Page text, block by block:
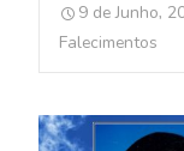
9 de Junho,
Falecimentos